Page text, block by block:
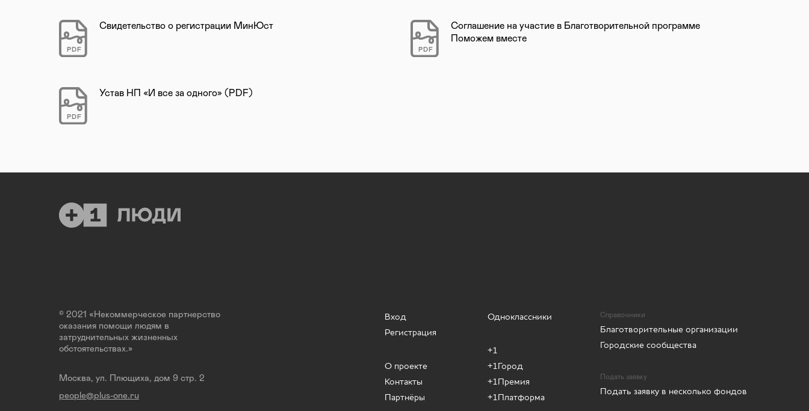
PDF
Свидетельство о регистрации МинЮст
PDF
Соглашение на участие в Благотворительной программе
Поможем вместе
PDF
Устав НП «И все за одного» (PDF)
© 2021 «Некоммерческое партнерство
оказания помощи людям в
затруднительных жизненных
обстоятельствах.»
Москва, ул. Плющиха, дом 9 стр. 2
people@plus-one.ru
Вход
Регистрация
О проекте
Контакты
Партнёры
Одноклассники
+1
+1Город
+1Премия
+1Платформа
Справочники
Благотворительные организации
Городские сообщества
Подать заявку
Подать заявку в несколько фондов